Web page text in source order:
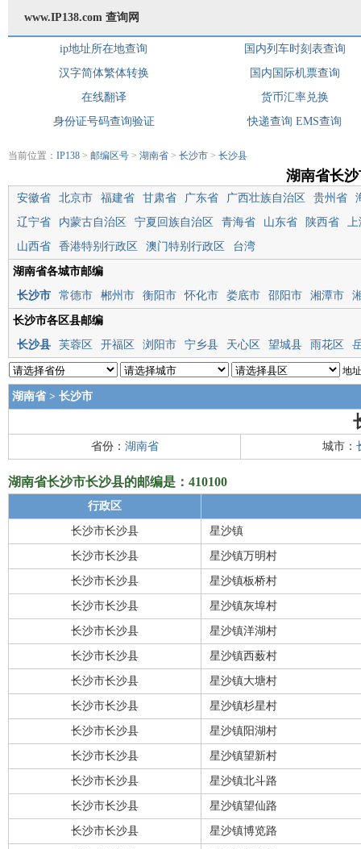
www.IP138.com 查询网
ip地址所在地查询
国内列车时刻表查询
汉字简体繁体转换
国内国际机票查询
在线翻译
货币汇率兑换
身份证号码查询验证
快递查询 EMS查询
当前位置： IP138 > 邮编区号 > 湖南省 > 长沙市 > 长沙县
湖南省长
安徽省 北京市 福建省 甘肃省 广东省 广西壮族自治区 贵州省
辽宁省
内蒙古自治区 宁夏回族自治区 青海省 山东省 陕西省
上
山西省
香港特别行政区 澳门特别行政区 台湾
湖南省各城市邮编
长沙市
常德市 郴州市 衡阳市 怀化市 娄底市 邵阳市 湘潭市
长沙市各区县邮编
长沙县
芙蓉区 开福区 浏阳市 宁乡县 天心区 望城县 雨花区
地
湖南省> 长沙市
省份： 湖南省 城市：
湖南省长沙市长沙县的邮编是：410100
行政区
长沙市长沙县 星沙镇
长沙市长沙县 星沙镇万明村
长沙市长沙县 星沙镇板桥村
长沙市长沙县 星沙镇灰埠村
长沙市长沙县 星沙镇洋湖村
长沙市长沙县 星沙镇西薮村
长沙市长沙县 星沙镇大塘村
长沙市长沙县 星沙镇杉星村
长沙市长沙县 星沙镇阳湖村
长沙市长沙县 星沙镇望新村
长沙市长沙县 星沙镇北斗路
长沙市长沙县 星沙镇望仙路
长沙市长沙县 星沙镇博览路